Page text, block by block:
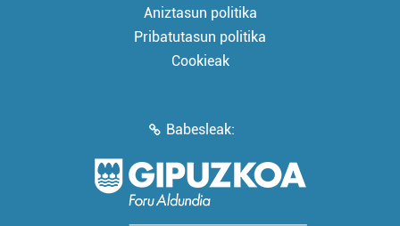
Aniztasun politika
Pribatutasun politika
Cookieak
Babesleak: